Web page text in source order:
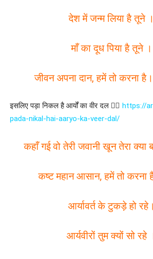
देश में जन्म लिया है तूने ।
माँ का दूध पिया है तूने ।
जीवन अपना दान, हमें तो करना
इसलिए पड़ा निकल है आर्यों का वीर दल 👇🏻 https://
pada-nikal-hai-aaryo-ka-veer-dal/
कहाँ गई वो तेरी जवानी खून तेरा क्या
कष्ट महान आसान, हमें तो
आर्यावर्त के टुकड़े हो रहे।
आर्यवीरों तुम क्यों सो रहे